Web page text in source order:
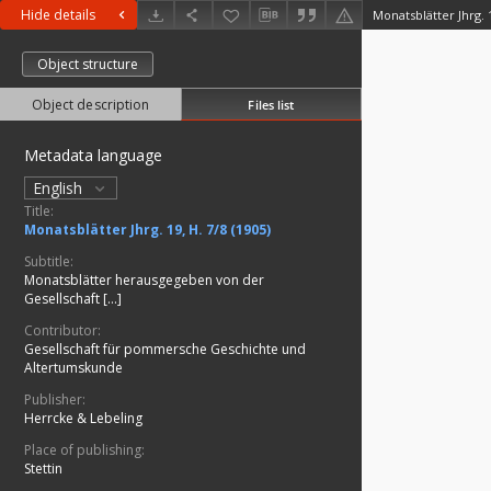
Hide details Monatsblätter Jhrg.
Object structure
Object description Files list
Metadata language
English
Title:
Monatsblätter Jhrg. 19, H. 7/8 (1905)
Subtitle:
Monatsblätter herausgegeben von der
Gesellschaft [...]
Contributor:
Gesellschaft für pommersche Geschichte und
Altertumskunde
Publisher:
Herrcke & Lebeling
Place of publishing:
Stettin